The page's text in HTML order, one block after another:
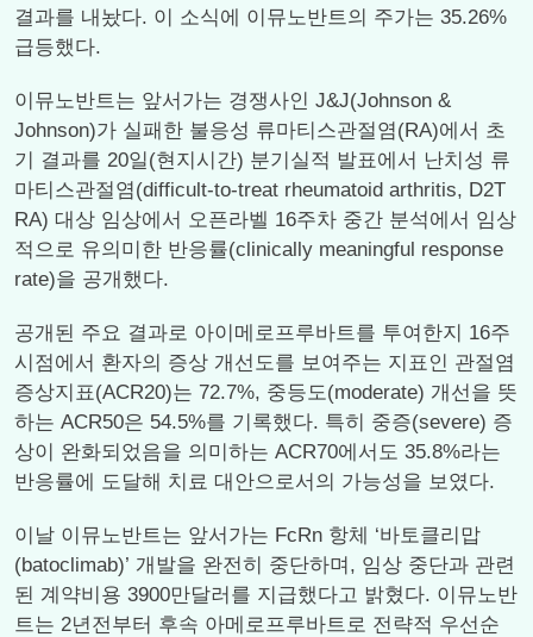
결과를 내놨다. 이 소식에 이뮤노반트의 주가는 35.26%
급등했다.
이뮤노반트는 앞서가는 경쟁사인 J&J(Johnson &
Johnson)가 실패한 불응성 류마티스관절염(RA)에서 초
기 결과를 20일(현지시간) 분기실적 발표에서 난치성 류
마티스관절염(difficult-to-treat rheumatoid arthritis, D2T
RA) 대상 임상에서 오픈라벨 16주차 중간 분석에서 임상
적으로 유의미한 반응률(clinically meaningful response
rate)을 공개했다.
공개된 주요 결과로 아이메로프루바트를 투여한지 16주
시점에서 환자의 증상 개선도를 보여주는 지표인 관절염
증상지표(ACR20)는 72.7%, 중등도(moderate) 개선을 뜻
하는 ACR50은 54.5%를 기록했다. 특히 중증(severe) 증
상이 완화되었음을 의미하는 ACR70에서도 35.8%라는
반응률에 도달해 치료 대안으로서의 가능성을 보였다.
이날 이뮤노반트는 앞서가는 FcRn 항체 ‘바토클리맙
(batoclimab)’ 개발을 완전히 중단하며, 임상 중단과 관련
된 계약비용 3900만달러를 지급했다고 밝혔다. 이뮤노반
트는 2년전부터 후속 아메로프루바트로 전략적 우선순